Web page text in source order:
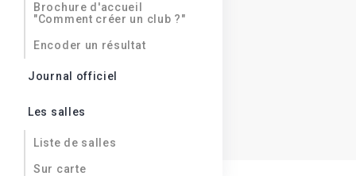
Brochure d'accueil
"Comment créer un club ?"
Encoder un résultat
Journal officiel
Les salles
Liste de salles
Sur carte